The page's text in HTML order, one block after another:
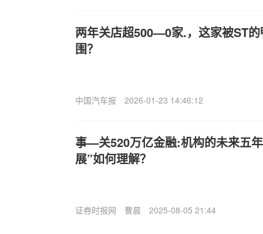
两年关店超500—0家.，这家被ST
围？
中国汽车报 2026-01-23 14:46:12
事—关520万亿金融:机构的未来五
展”如何理解？
证券时报网 曹晨 2025-08-05 21:44